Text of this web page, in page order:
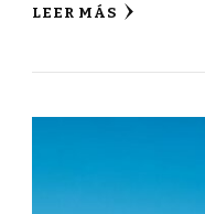
LEER MÁS